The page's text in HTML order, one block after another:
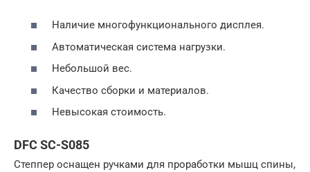
Наличие многофункционального дисплея.
Автоматическая система нагрузки.
Небольшой вес.
Качество сборки и материалов.
Невысокая стоимость.
DFC SC-S085
Степпер оснащен ручками для проработки мышц спины,